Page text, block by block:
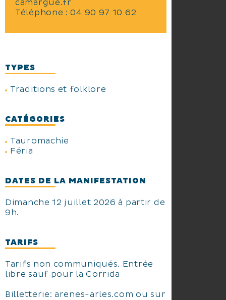
camargue.fr
Téléphone :04 90 97 10 62
TYPES
Traditions et folklore
CATÉGORIES
Tauromachie
Féria
DATES DE LA MANIFESTATION
Dimanche 12 juillet 2026 à partir de
9h.
TARIFS
Tarifs non communiqués. Entrée
libre sauf pour la Corrida
Billetterie: arenes-arles.com ou sur